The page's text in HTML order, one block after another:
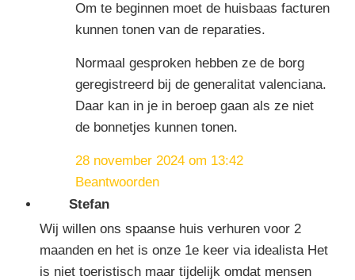
Om te beginnen moet de huisbaas facturen
kunnen tonen van de reparaties.
Normaal gesproken hebben ze de borg
geregistreerd bij de generalitat valenciana.
Daar kan in je in beroep gaan als ze niet
de bonnetjes kunnen tonen.
28 november 2024 om 13:42
Beantwoorden
Stefan
Wij willen ons spaanse huis verhuren voor 2
maanden en het is onze 1e keer via idealista Het
is niet toeristisch maar tijdelijk omdat mensen